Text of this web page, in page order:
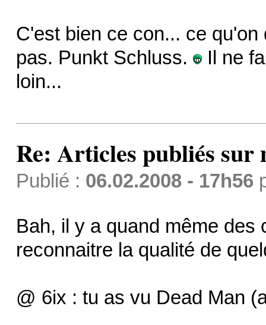
C'est bien ce con... ce
pas. Punkt Schluss.
Il ne
loin...
Re: Articles publiés sur
Publié : 06.02.2008 - 17h56
Bah, il y a quand même des
reconnaitre la qualité de
@ 6ix : tu as vu Dead Man